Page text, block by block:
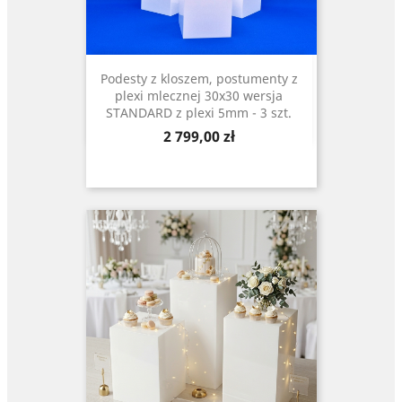
Podesty z kloszem, postumenty z
plexi mlecznej 30x30 wersja
STANDARD z plexi 5mm - 3 szt.
Cena
2 799,00 zł